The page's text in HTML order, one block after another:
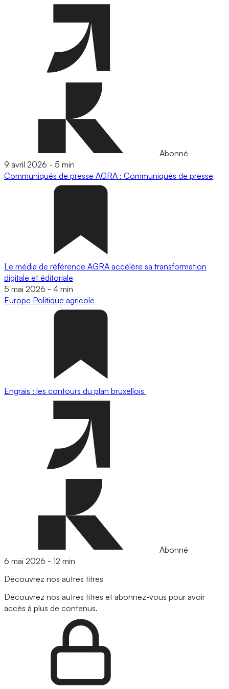
Abonné
9 avril 2026 - 5 min
Communiqués de presse AGRA : Communiqués de presse
Le média de référence AGRA accélère sa transformation
digitale et éditoriale
5 mai 2026 - 4 min
Europe Politique agricole
Engrais : les contours du plan bruxellois
Abonné
6 mai 2026 - 12 min
Découvrez nos autres titres
Découvrez nos autres titres et abonnez-vous pour avoir
accès à plus de contenus.